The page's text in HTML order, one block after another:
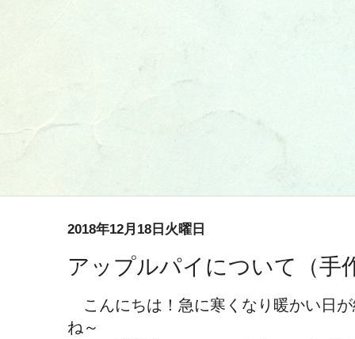
2018年12月18日火曜日
アップルパイについて（手
こんにちは！急に寒くなり暖かい日
ね～